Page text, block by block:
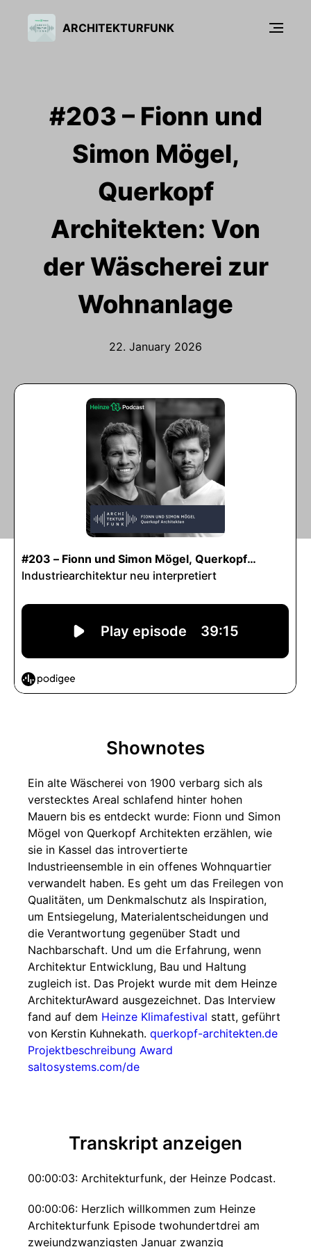
ARCHITEKTURFUNK
#203 – Fionn und
Simon Mögel,
Querkopf
Architekten: Von
der Wäscherei zur
Wohnanlage
22. January 2026
Shownotes
Ein alte Wäscherei von 1900 verbarg sich als
verstecktes Areal schlafend hinter hohen
Mauern bis es entdeckt wurde: Fionn und Simon
Mögel von Querkopf Architekten erzählen, wie
sie in Kassel das introvertierte
Industrieensemble in ein offenes Wohnquartier
verwandelt haben. Es geht um das Freilegen von
Qualitäten, um Denkmalschutz als Inspiration,
um Entsiegelung, Materialentscheidungen und
die Verantwortung gegenüber Stadt und
Nachbarschaft. Und um die Erfahrung, wenn
Architektur Entwicklung, Bau und Haltung
zugleich ist. Das Projekt wurde mit dem Heinze
ArchitekturAward ausgezeichnet. Das Interview
fand auf dem Heinze Klimafestival statt, geführt
von Kerstin Kuhnekath. querkopf-architekten.de
Projektbeschreibung Award
saltosystems.com/de
Transkript anzeigen
00:00:03: Architekturfunk, der Heinze Podcast.
00:00:06: Herzlich willkommen zum Heinze
Architekturfunk Episode twohundertdrei am
zweiundzwanzigsten Januar zwanzig